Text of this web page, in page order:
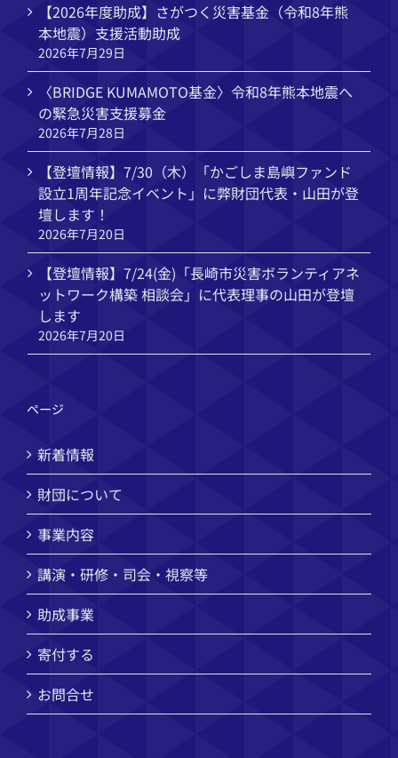
【2026年度助成】さがつく災害基金（令和8年熊
本地震）支援活動助成
2026年7月29日
〈BRIDGE KUMAMOTO基金〉令和8年熊本地震へ
の緊急災害支援募金
2026年7月28日
【登壇情報】7/30（木）「かごしま島嶼ファンド
設立1周年記念イベント」に弊財団代表・山田が登
壇します！
2026年7月20日
【登壇情報】7/24(金)「長崎市災害ボランティアネ
ットワーク構築 相談会」に代表理事の山田が登壇
します
2026年7月20日
ページ
新着情報
財団について
事業内容
講演・研修・司会・視察等
助成事業
寄付する
お問合せ